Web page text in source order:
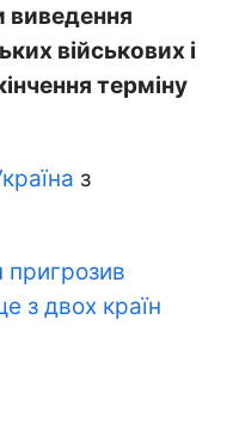
виведення
військових і
терміну
з
пригрозив
з двох країн